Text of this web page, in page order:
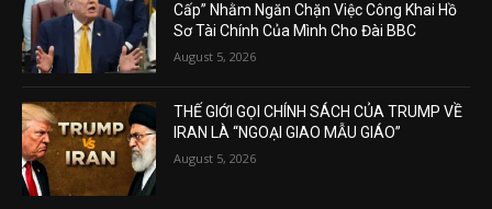
Cấp” Nhằm Ngăn Chặn Việc Công Khai Hồ
Sơ Tài Chính Của Mình Cho Đài BBC
August 5, 2026
THẾ GIỚI GỌI CHÍNH SÁCH CỦA TRUMP VỀ
IRAN LÀ “NGOẠI GIAO MẪU GIÁO”
August 5, 2026